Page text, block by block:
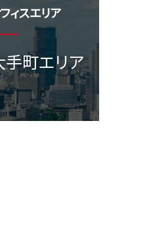
ィスエリア
手町エリア